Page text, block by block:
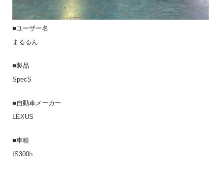
■ユーザー名
まるるん
■製品
SpecS
■自動車メーカー
LEXUS
■車種
IS300h